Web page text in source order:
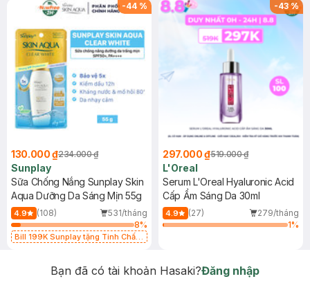
-44 %
130.000 ₫234.000 ₫
Sunplay
Sữa Chống Nắng Sunplay Skin
Aqua Dưỡng Da Sáng Mịn 55g
4.9 (108)
531/tháng
8%
Bill 199K Sunplay tặng Tinh Chất
-43%
297.000 ₫519.000 ₫
L'Oreal
Serum L'Oreal Hyaluronic Acid
Cấp Ẩm Sáng Da 30ml
4.9 (27)
279/tháng
1%
Bạn đã có tài khoản Hasaki?Đăng nhập